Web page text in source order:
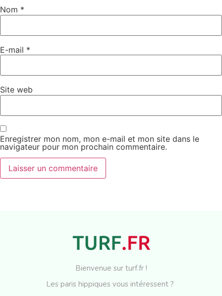
Nom *
E-mail *
Site web
Enregistrer mon nom, mon e-mail et mon site dans le
navigateur pour mon prochain commentaire.
Bienvenue sur turf.fr !
Les paris hippiques vous intéressent ?